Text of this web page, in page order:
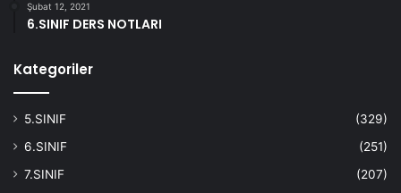
Şubat 12, 2021
6.SINIF DERS NOTLARI
Kategoriler
5.SINIF
(329)
6.SINIF
(251)
7.SINIF
(207)